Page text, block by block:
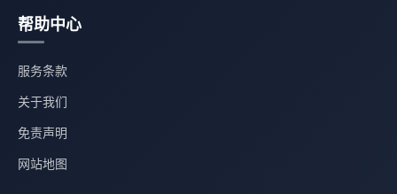
帮助中心
服务条款
关于我们
免责声明
网站地图